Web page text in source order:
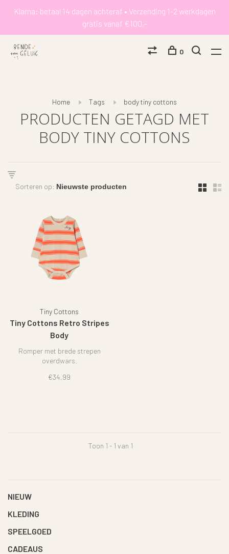
Klarna: betaal 14 dagen achteraf • Verzending 1-2 werkdagen
gratis vanaf €100,-
0
Home Tags body tiny cottons
PRODUCTEN GETAGD MET
BODY TINY COTTONS
Sorteren op:
Tiny Cottons
Tiny Cottons Retro Stripes
Body
Romper met brede strepen
overdwars.
€34,99
Toon 1 - 1 van 1
NIEUW
KLEDING
SPEELGOED
CADEAUS